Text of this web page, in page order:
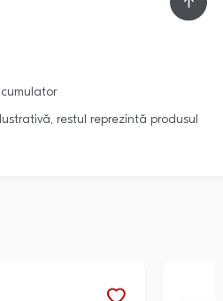
restul reprezintă produsul